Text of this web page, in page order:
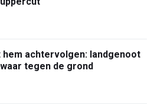
hem achtervolgen: landgenoot
tegen de grond